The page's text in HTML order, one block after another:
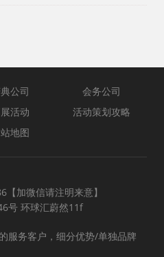
公司
会务公司
活动
活动策划攻略
地图
加微信请注明来意】
号 环球汇蔚然11f
服务客户，细分优势/单独品牌